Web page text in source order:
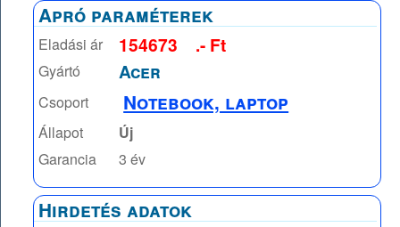
Apró paraméterek
Eladási ár 154673 .- Ft
Gyártó Acer
Csoport Notebook, laptop
Állapot
Új
Garancia
3 év
Hirdetés adatok